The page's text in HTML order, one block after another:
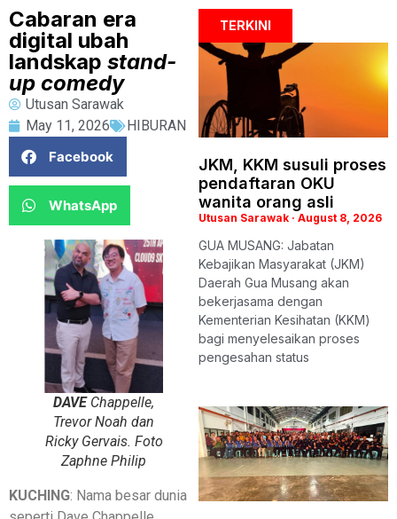
Cabaran era
digital ubah
landskap stand-
up comedy
Utusan Sarawak
May 11, 2026
HIBURAN
Facebook
WhatsApp
DAVE Chappelle,
Trevor Noah dan
Ricky Gervais. Foto
Zaphne Philip
KUCHING: Nama besar dunia
TERKINI
JKM, KKM susuli proses
pendaftaran OKU
wanita orang asli
Utusan Sarawak August 8, 2026
GUA MUSANG: Jabatan
Kebajikan Masyarakat (JKM)
Daerah Gua Musang akan
bekerjasama dengan
Kementerian Kesihatan (KKM)
bagi menyelesaikan proses
pengesahan status